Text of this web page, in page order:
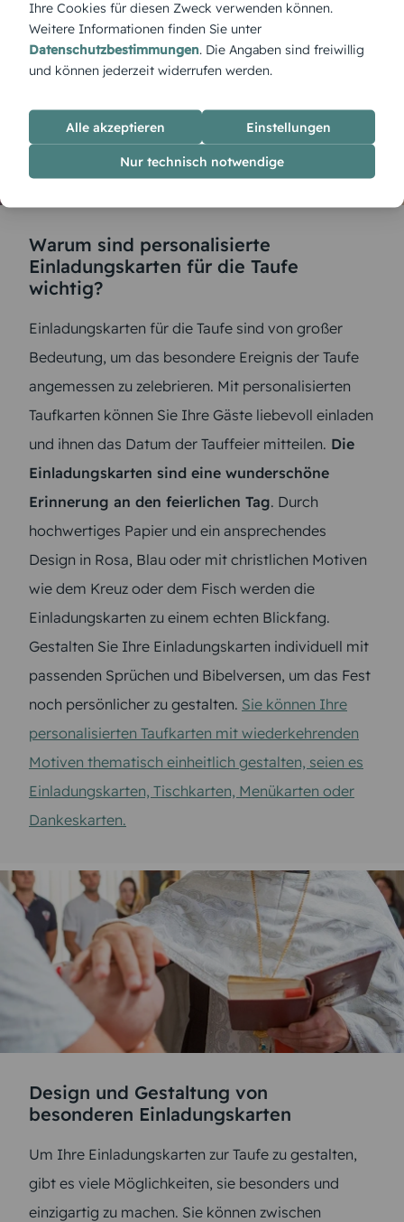
Warum sind personalisierte
Einladungskarten für die Taufe
wichtig?
Einladungskarten für die Taufe sind von großer
Bedeutung, um das besondere Ereignis der Taufe
angemessen zu zelebrieren. Mit personalisierten
Taufkarten können Sie Ihre Gäste liebevoll einladen
und ihnen das Datum der Tauffeier mitteilen. Die
Einladungskarten sind eine wunderschöne
Erinnerung an den feierlichen Tag. Durch
hochwertiges Papier und ein ansprechendes
Design in Rosa, Blau oder mit christlichen Motiven
wie dem Kreuz oder dem Fisch werden die
Einladungskarten zu einem echten Blickfang.
Gestalten Sie Ihre Einladungskarten individuell mit
passenden Sprüchen und Bibelversen, um das Fest
noch persönlicher zu gestalten. Sie können Ihre
personalisierten Taufkarten mit wiederkehrenden
Motiven thematisch einheitlich gestalten, seien es
Einladungskarten, Tischkarten, Menükarten oder
Dankeskarten.
Design und Gestaltung von
besonderen Einladungskarten
Um Ihre Einladungskarten zur Taufe zu gestalten,
gibt es viele Möglichkeiten, sie besonders und
einzigartig zu machen. Sie können zwischen
Ihre Cookies für diesen Zweck verwenden können.
Weitere Informationen finden Sie unter
Datenschutzbestimmungen. Die Angaben sind freiwillig
und können jederzeit widerrufen werden.
Alle akzeptieren Einstellungen
Nur technisch notwendige